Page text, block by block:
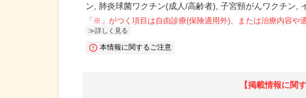
ン
肺炎球菌ワクチン(成人/高齢者) 子宮頸がんワクチン
「※」がつく項目は自由診療(保険適用外)、または治療内容や
詳しく見る
本情報に関するご注意
【掲載情報に関